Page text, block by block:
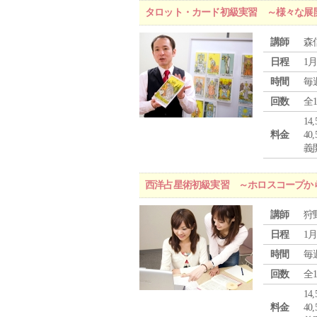
タロット・カード初級実習 ～様々な展
講師
森
日程
1
時間
毎
回数
全
料金
義
西洋占星術初級実習 ～ホロスコープか
講師
狩
日程
1
時間
毎
回数
全
料金